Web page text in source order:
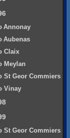
Annonay
Aubenas
Claix
Meylan
St Geor Commiers
Vinay
St Geor Commiers